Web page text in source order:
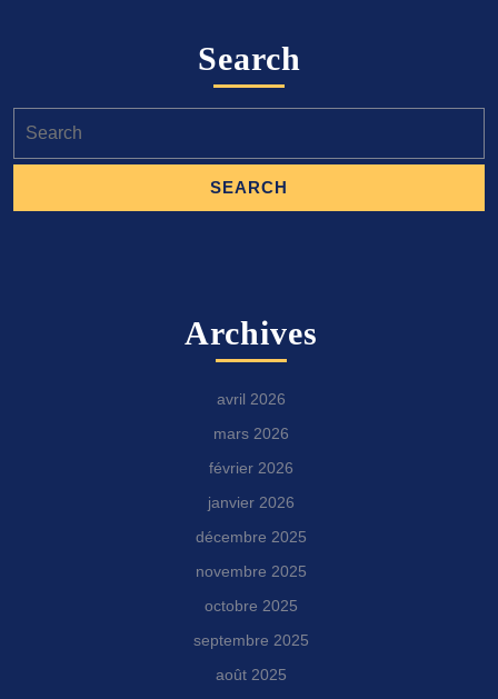
Search
for:
Archives
avril 2026
mars 2026
février 2026
janvier 2026
décembre 2025
novembre 2025
octobre 2025
septembre 2025
août 2025